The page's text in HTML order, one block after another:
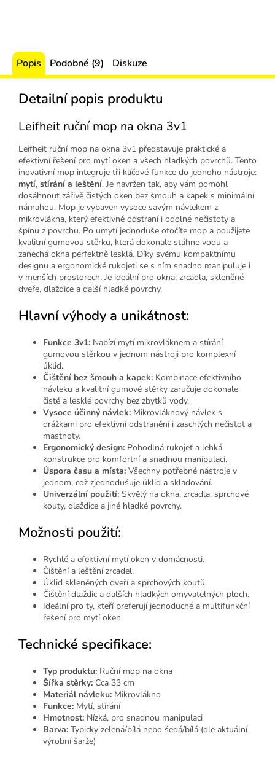
Popis Podobné (9) Diskuze
Detailní popis produktu
Leifheit ruční mop na okna 3v1
Leifheit ruční mop na okna 3v1 představuje praktické a
efektivní řešení pro mytí oken a všech hladkých povrchů. Tento
inovativní mop integruje tři klíčové funkce do jednoho nástroje:
mytí, stírání a leštění. Je navržen tak, aby vám pomohl
dosáhnout zářivě čistých oken bez šmouh a kapek s minimální
námahou. Mop je vybaven vysoce savým návlekem z
mikrovlákna, který efektivně odstraní i odolné nečistoty a
špínu z povrchu. Po umytí jednoduše otočíte mop a použijete
kvalitní gumovou stěrku, která dokonale stáhne vodu a
zanechá okna perfektně lesklá. Díky svému kompaktnímu
designu a ergonomické rukojeti se s ním snadno manipuluje i
v menších prostorech. Je ideální pro okna, zrcadla, skleněné
dveře, dlaždice a další hladké povrchy.
Hlavní výhody a unikátnost:
Funkce 3v1: Nabízí mytí mikrovláknem a stírání
gumovou stěrkou v jednom nástroji pro komplexní
úklid.
Čištění bez šmouh a kapek: Kombinace efektivního
návleku a kvalitní gumové stěrky zaručuje dokonale
čisté a lesklé povrchy bez zbytků vody.
Vysoce účinný návlek: Mikrovláknový návlek s
drážkami pro efektivní odstranění i zaschlých nečistot a
mastnoty.
Ergonomický design: Pohodlná rukojeť a lehká
konstrukce pro komfortní a snadnou manipulaci.
Úspora času a místa: Všechny potřebné nástroje v
jednom, což zjednodušuje úklid a skladování.
Univerzální použití: Skvělý na okna, zrcadla, sprchové
kouty, dlaždice a jiné hladké povrchy.
Možnosti použití:
Rychlé a efektivní mytí oken v domácnosti.
Čištění a leštění zrcadel.
Úklid skleněných dveří a sprchových koutů.
Čištění dlaždic a dalších hladkých omyvatelných ploch.
Ideální pro ty, kteří preferují jednoduché a multifunkční
řešení pro mytí oken.
Technické specifikace:
Typ produktu: Ruční mop na okna
Šířka stěrky: Cca 33 cm
Materiál návleku: Mikrovlákno
Funkce: Mytí, stírání
Hmotnost: Nízká, pro snadnou manipulaci
Barva: Typicky zelená/bílá nebo šedá/bílá (dle aktuální
výrobní šarže)